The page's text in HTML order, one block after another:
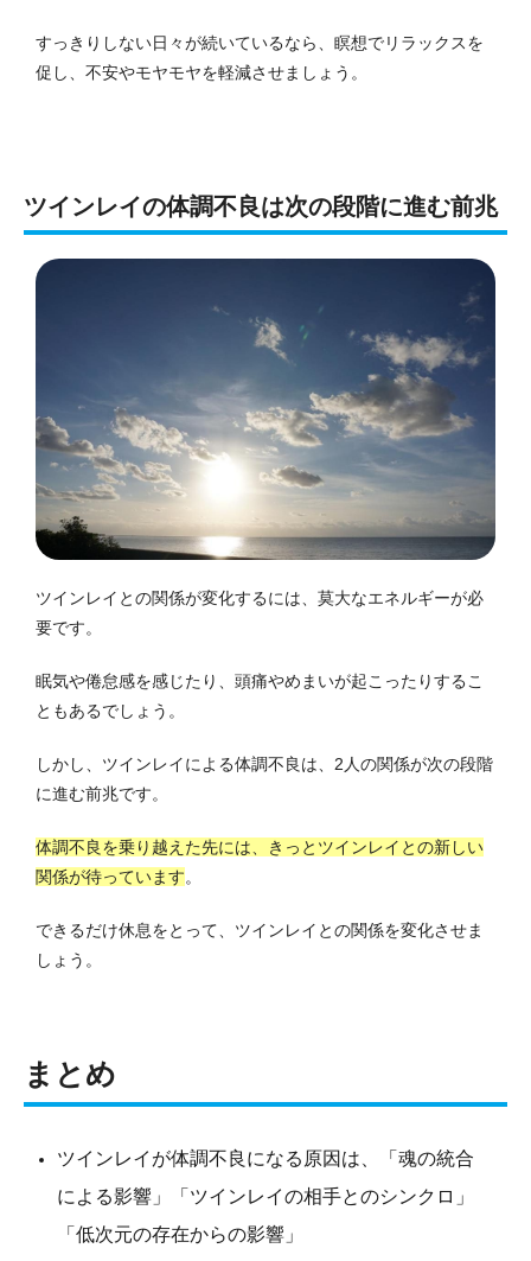
すっきりしない日々が続いているなら、瞑想でリラックスを
促し、不安やモヤモヤを軽減させましょう。
ツインレイの体調不良は次の段階に進む前兆
ツインレイとの関係が変化するには、莫大なエネルギーが必
要です。
眠気や倦怠感を感じたり、頭痛やめまいが起こったりするこ
ともあるでしょう。
しかし、ツインレイによる体調不良は、2人の関係が次の段階
に進む前兆です。
体調不良を乗り越えた先には、きっとツインレイとの新しい
関係が待っています。
できるだけ休息をとって、ツインレイとの関係を変化させま
しょう。
まとめ
ツインレイが体調不良になる原因は、「魂の統合
による影響」「ツインレイの相手とのシンクロ」
「低次元の存在からの影響」